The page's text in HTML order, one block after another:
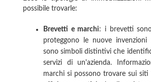
possibile trovarle:
Brevetti e marchi: i brevetti
proteggono le nuove
sono simboli distintivi che
servizi di un'azienda.
marchi si possono trovare sui